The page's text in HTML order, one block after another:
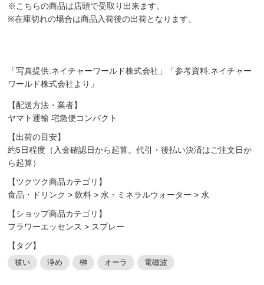
※こちらの商品は店頭で受取り出来ます。
※在庫切れの場合は商品入荷後の出荷となります。
「写真提供:ネイチャーワールド株式会社」「参考資料:ネイチャー
ワールド株式会社より」
【配送方法・業者】
ヤマト運輸 宅急便コンパクト
【出荷の目安】
約5日程度（入金確認日から起算。代引・後払い決済はご注文日か
ら起算）
【ツクツク商品カテゴリ】
食品・ドリンク >飲料 >水・ミネラルウォーター >水
【ショップ商品カテゴリ】
フラワーエッセンス > スプレー
【タグ】
祓い 浄め 榊 オーラ 電磁波